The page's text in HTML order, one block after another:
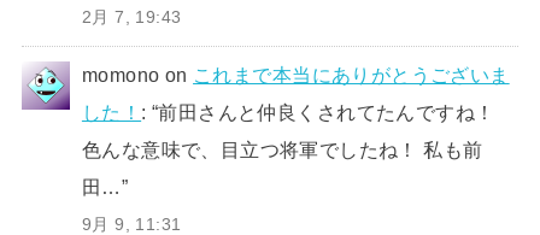
2月 7, 19:43
momono on これまで本当にありがとうございま
した！ : “前田さんと仲良くされてたんですね！
色んな意味で、目立つ将軍でしたね！ 私も前
田…”
9月 9, 11:31